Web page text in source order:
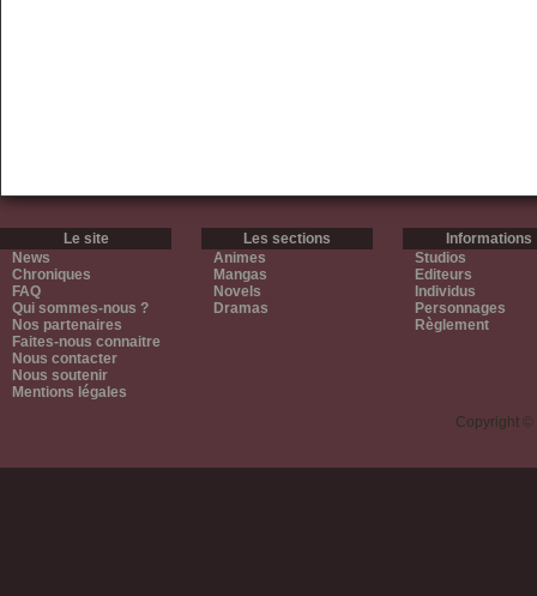
Le site
News
Chroniques
FAQ
Qui sommes-nous ?
Nos partenaires
Faites-nous connaitre
Nous contacter
Nous soutenir
Mentions légales
Les sections
Animes
Mangas
Novels
Dramas
Informations
Studios
Editeurs
Individus
Personnages
Règlement
Copyright ©